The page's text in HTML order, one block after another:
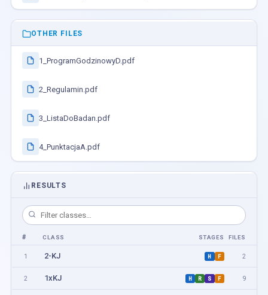
OTHER FILES
1_ProgramGodzinowyD.pdf
2_Regulamin.pdf
3_ListaDoBadan.pdf
4_PunktacjaA.pdf
RESULTS
# CLASS STAGES FILES
1 2-KJ H F 2
2 1xKJ H R S F 9